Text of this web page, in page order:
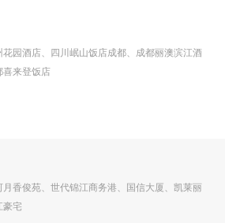
园酒店、四川岷山饭店成都、成都丽澳滨江酒
喜来登饭店
香俊苑、世代锦江商务港、国信大厦、凯莱丽
豪宅